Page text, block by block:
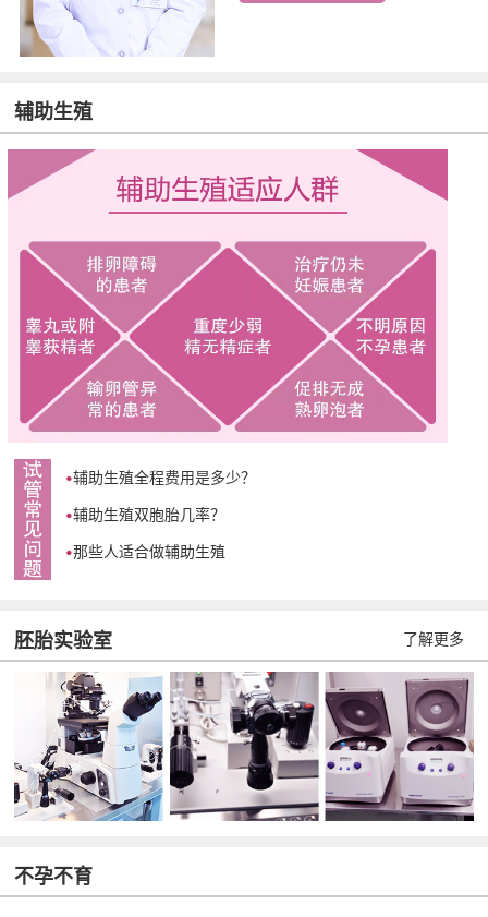
辅助生殖
辅助生殖全程费用是多少？
辅助生殖双胞胎几率？
那些人适合做辅助生殖
胚胎实验室 了解更多
不孕不育